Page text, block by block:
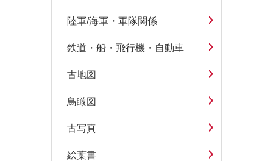
陸軍/海軍・軍隊関係
鉄道・船・飛行機・自動車
古地図
鳥瞰図
古写真
絵葉書